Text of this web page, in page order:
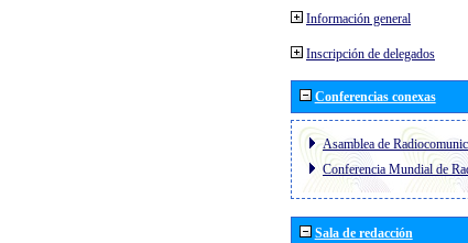
Información general
Inscripción de delegados
Conferencias conexas
Asamblea de
Conferencia Mundial de
Sala de redacción